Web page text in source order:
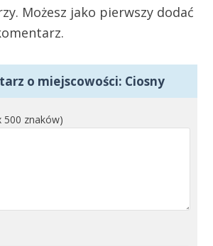
Możesz jako pierwszy dodać
o miejscowości: Ciosny
500 znaków)